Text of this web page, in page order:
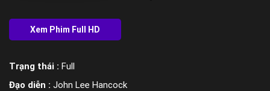
Trạng thái : Full
Đạo diễn : John Lee Hancock